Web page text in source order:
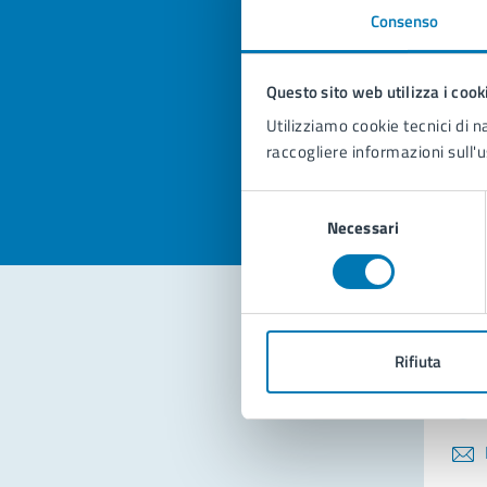
Consenso
Questo sito web utilizza i
Utilizziamo cookie tecnici di
raccogliere informazioni
Necessari
Rifiuta
Valuta